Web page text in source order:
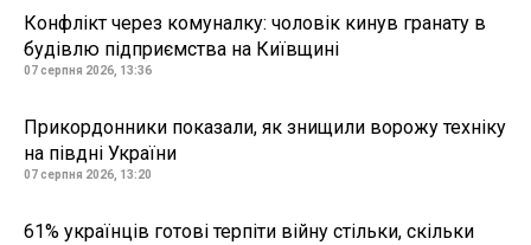
Конфлікт через комуналку: чоловік кинув гранату в
будівлю підприємства на Київщині
07 серпня 2026, 13:36
Прикордонники показали, як знищили ворожу техніку
на півдні України
07 серпня 2026, 13:20
61% українців готові терпіти війну стільки, скільки